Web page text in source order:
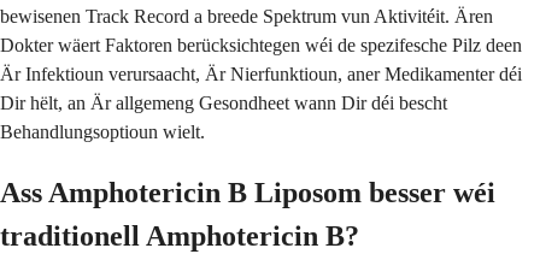
bewisenen Track Record a breede Spektrum vun Aktivitéit. Ären
Dokter wäert Faktoren berücksichtegen wéi de spezifesche Pilz deen
Är Infektioun verursaacht, Är Nierfunktioun, aner Medikamenter déi
Dir hëlt, an Är allgemeng Gesondheet wann Dir déi bescht
Behandlungsoptioun wielt.
Ass Amphotericin B Liposom besser wéi
traditionell Amphotericin B?